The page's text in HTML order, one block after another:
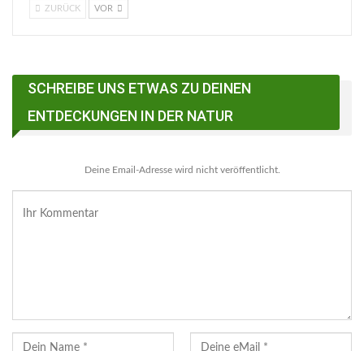
ZURÜCK VOR
SCHREIBE UNS ETWAS ZU DEINEN
ENTDECKUNGEN IN DER NATUR
Deine Email-Adresse wird nicht veröffentlicht.